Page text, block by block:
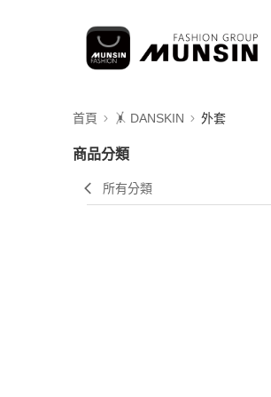
首頁 🤸 DANSKIN 外套
商品分類
所有分類